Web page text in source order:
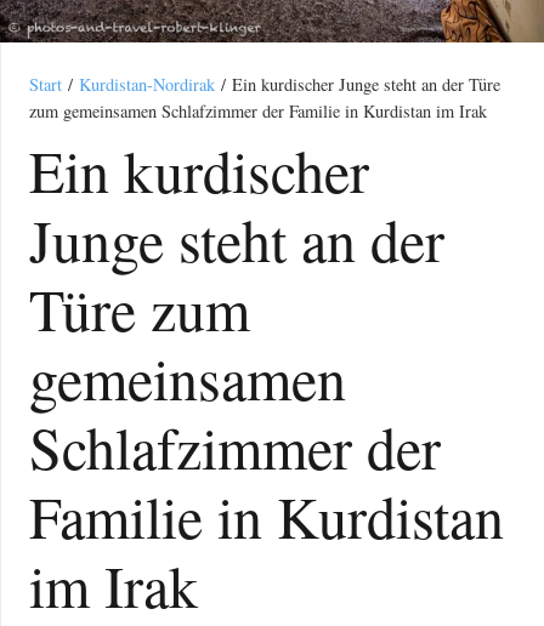
Start / Kurdistan-Nordirak / Ein kurdischer Junge steht an der Türe
zum gemeinsamen Schlafzimmer der Familie in Kurdistan im Irak
Ein kurdischer
Junge steht an der
Türe zum
gemeinsamen
Schlafzimmer der
Familie in Kurdistan
im Irak